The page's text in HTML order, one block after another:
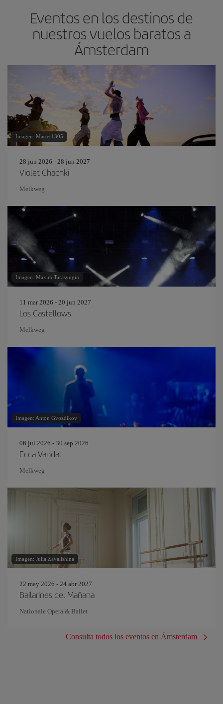
Eventos en los destinos de
nuestros vuelos baratos a
Ámsterdam
Imagen: Master1305
28 jun 2026 - 28 jun 2027
Violet Chachki
Melkweg
Imagen: Maxim Tarasyugin
11 mar 2026 - 20 jun 2027
Los Castellows
Melkweg
Imagen: Anton Gvozdikov
06 jul 2026 - 30 sep 2026
Ecca Vandal
Melkweg
Imagen: Julia Zavalishina
22 may 2026 - 24 abr 2027
Bailarines del Mañana
Nationale Opera & Ballet
Consulta todos los eventos en Ámsterdam